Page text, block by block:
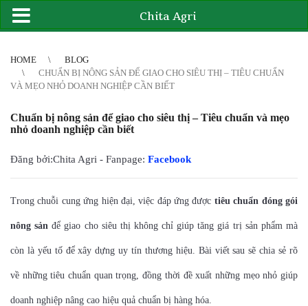
HOME
BLOG
CHUẨN BỊ NÔNG SẢN ĐỂ GIAO CHO SIÊU THỊ – TIÊU CHUẨN
VÀ MẸO NHỎ DOANH NGHIỆP CẦN BIẾT
Chuẩn bị nông sản để giao cho siêu thị – Tiêu chuẩn và mẹo
nhỏ doanh nghiệp cần biết
Đăng bởi:Chita Agri - Fanpage: Facebook
Trong chuỗi cung ứng hiện đại, việc đáp ứng được tiêu chuẩn đóng gói
nông sản để giao cho siêu thị không chỉ giúp tăng giá trị sản phẩm mà
còn là yếu tố để xây dựng uy tín thương hiệu. Bài viết sau sẽ chia sẻ rõ
về những tiêu chuẩn quan trọng, đồng thời đề xuất những mẹo nhỏ giúp
doanh nghiệp nâng cao hiệu quả chuẩn bị hàng hóa.
Chita Agri